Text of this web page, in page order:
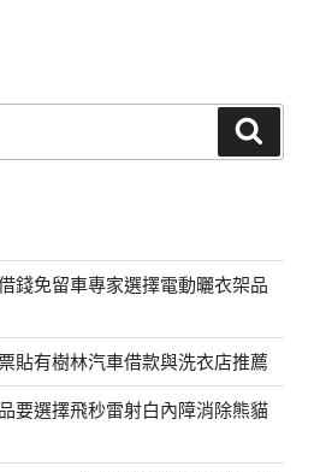
錢免留車專家選擇電動曬衣架品
貼有樹林汽車借款與洗衣店推薦
要選擇飛秒雷射白內障消除熊貓